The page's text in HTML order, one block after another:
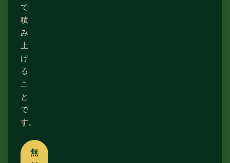
で
積
み
上
げ
る
こ
と
で
す。
無